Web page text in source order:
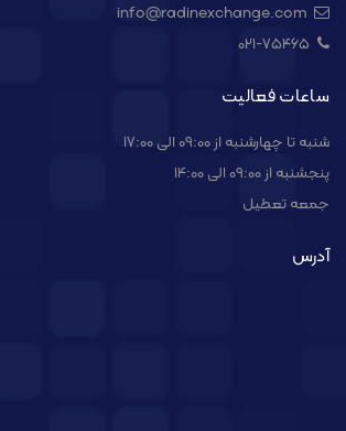
021-۷۵۴۶۵
ساعات فعالیت
شنبه تا چهارشنبه از 09:00 الی 17:00
پنجشنبه از 09:00 الی 14:00
جمعه تعطیل
آدرس